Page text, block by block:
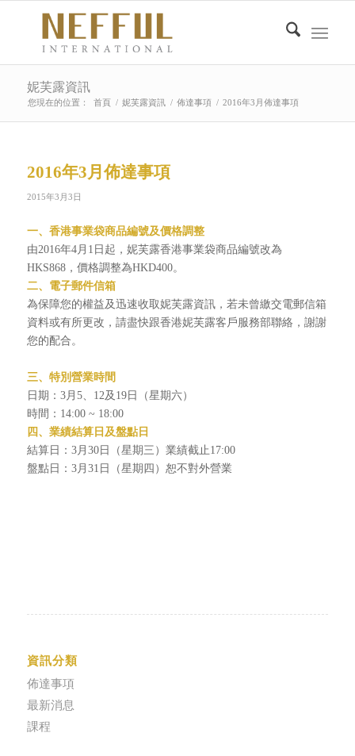
妮芙露資訊
您現在的位置： 首頁 / 妮芙露資訊 / 佈達事項 / 2016年3月佈達事項
2016年3月佈達事項
2015年3月3日
一、香港事業袋商品編號及價格調整
由2016年4月1日起，妮芙露香港事業袋商品編號改為
HKS868，價格調整為HKD400。
二、電子郵件信箱
為保障您的權益及迅速收取妮芙露資訊，若未曾繳交電郵信箱
資料或有所更改，請盡快跟香港妮芙露客戶服務部聯絡，謝謝
您的配合。
三、特別營業時間
日期：3月5、12及19日（星期六）
時間：14:00 ~ 18:00
四、業績結算日及盤點日
結算日：3月30日（星期三）業績截止17:00
盤點日：3月31日（星期四）恕不對外營業
資訊分類
佈達事項
最新消息
課程